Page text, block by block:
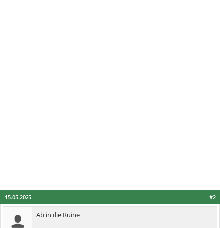
#2
15.05.2025
Ab in die Ruine